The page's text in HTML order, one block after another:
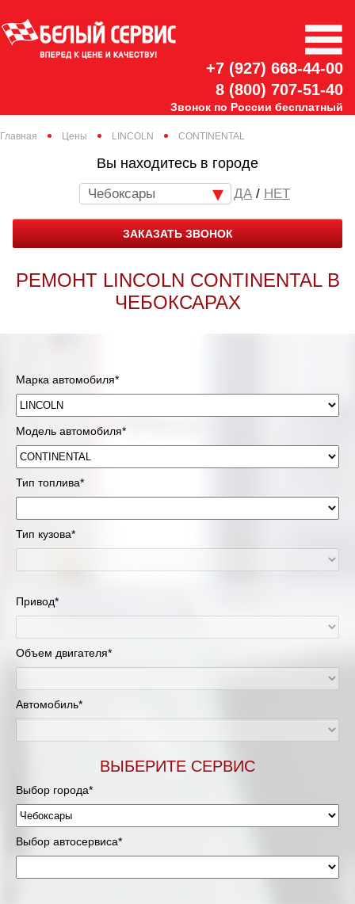
+7 (927) 668-44-00
8 (800) 707-51-40
Звонок по России бесплатный
Главная Цены LINCOLN CONTINENTAL
Вы находитесь в городе
Чебоксары / НЕТ
ЗАКАЗАТЬ ЗВОНОК
РЕМОНТ LINCOLN CONTINENTAL В
ЧЕБОКСАРАХ
Марка автомобиля*
Модель автомобиля*
Тип топлива*
Тип кузова*
Привод*
Объем двигателя*
Автомобиль*
ВЫБЕРИТЕ СЕРВИС
Выбор города*
Выбор автосервиса*